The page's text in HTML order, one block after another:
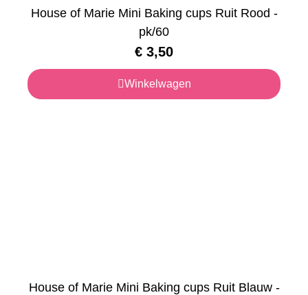
House of Marie Mini Baking cups Ruit Rood -
pk/60
€ 3,50
Winkelwagen
House of Marie Mini Baking cups Ruit Blauw -